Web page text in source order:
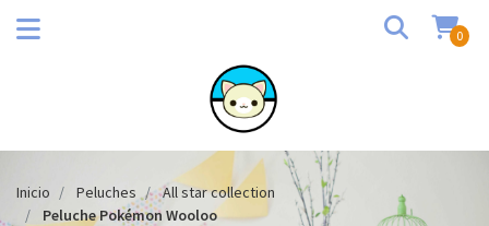
0
Inicio Peluches
All star collection
Peluche Pokémon Wooloo